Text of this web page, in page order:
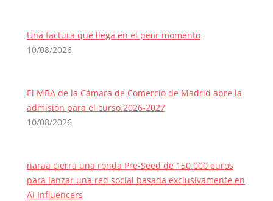
Una factura que llega en el peor momento
10/08/2026
El MBA de la Cámara de Comercio de Madrid abre la
admisión para el curso 2026-2027
10/08/2026
naraa cierra una ronda Pre-Seed de 150.000 euros
para lanzar una red social basada exclusivamente en
AI Influencers